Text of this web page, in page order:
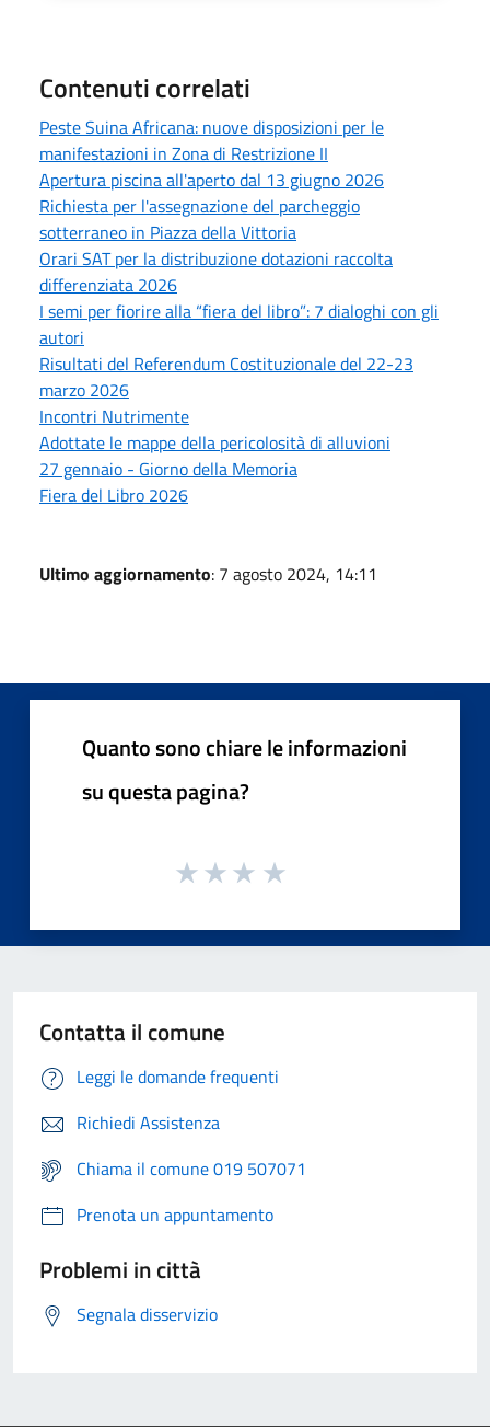
Contenuti correlati
Peste Suina Africana: nuove disposizioni per le
manifestazioni in Zona di Restrizione II
Apertura piscina all'aperto dal 13 giugno 2026
Richiesta per l'assegnazione del parcheggio
sotterraneo in Piazza della Vittoria
Orari SAT per la distribuzione dotazioni raccolta
differenziata 2026
I semi per fiorire alla “fiera del libro”: 7 dialoghi con gli
autori
Risultati del Referendum Costituzionale del 22-23
marzo 2026
Incontri Nutrimente
Adottate le mappe della pericolosità di alluvioni
27 gennaio - Giorno della Memoria
Fiera del Libro 2026
Ultimo aggiornamento: 7 agosto 2024, 14:11
Quanto sono chiare le informazioni
su questa pagina?
Contatta il comune
Leggi le domande frequenti
Richiedi Assistenza
Chiama il comune 019 507071
Prenota un appuntamento
Problemi in città
Segnala disservizio